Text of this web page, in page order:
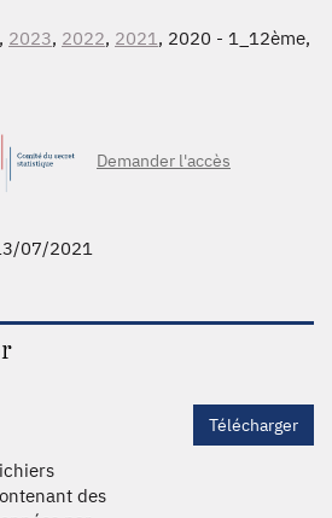
, 2023, 2022, 2021, 2020 - 1_12ème,
- 1_12ème, 2010, 2009, 2008
1_12ème, 2007, 2006 - 1_12ème,
2004 - 1_12ème, 2004, 2003,
1998, 1997, 1996, 1995, 1994,
Demander l'accès
07/2021
Télécharger
des